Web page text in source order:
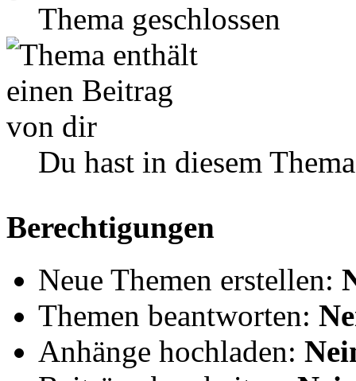
Thema geschlossen
Du hast in diesem
Berechtigungen
Neue Themen erstellen:
Themen beantworten:
Anhänge hochladen: